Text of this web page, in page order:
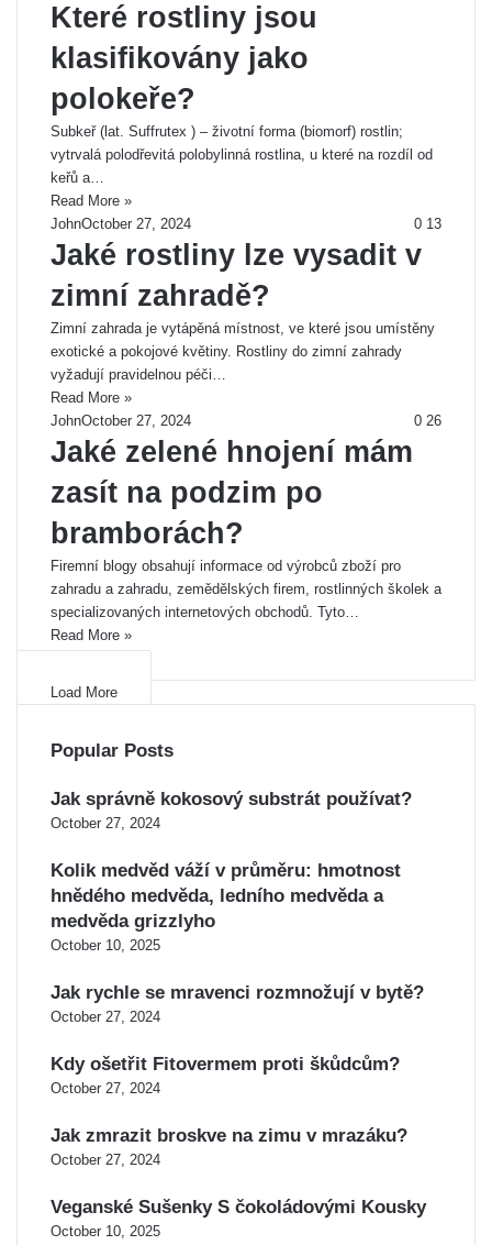
Které rostliny jsou
klasifikovány jako
polokeře?
Subkeř (lat. Suffrutex ) – životní forma (biomorf) rostlin;
vytrvalá polodřevitá polobylinná rostlina, u které na rozdíl od
keřů a…
Read More »
JohnOctober 27, 2024 0 13
Jaké rostliny lze vysadit v
zimní zahradě?
Zimní zahrada je vytápěná místnost, ve které jsou umístěny
exotické a pokojové květiny. Rostliny do zimní zahrady
vyžadují pravidelnou péči…
Read More »
JohnOctober 27, 2024 0 26
Jaké zelené hnojení mám
zasít na podzim po
bramborách?
Firemní blogy obsahují informace od výrobců zboží pro
zahradu a zahradu, zemědělských firem, rostlinných školek a
specializovaných internetových obchodů. Tyto…
Read More »
Load More
Popular Posts
Jak správně kokosový substrát používat?
October 27, 2024
Kolik medvěd váží v průměru: hmotnost
hnědého medvěda, ledního medvěda a
medvěda grizzlyho
October 10, 2025
Jak rychle se mravenci rozmnožují v bytě?
October 27, 2024
Kdy ošetřit Fitovermem proti škůdcům?
October 27, 2024
Jak zmrazit broskve na zimu v mrazáku?
October 27, 2024
Veganské Sušenky S čokoládovými Kousky
October 10, 2025